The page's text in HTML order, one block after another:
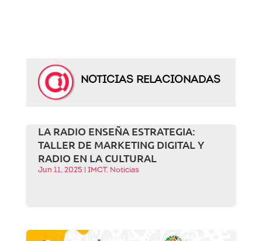
NOTICIAS RELACIONADAS
LA RADIO ENSEÑA ESTRATEGIA:
TALLER DE MARKETING DIGITAL Y
RADIO EN LA CULTURAL
Jun 11, 2025 IMCT, Noticias